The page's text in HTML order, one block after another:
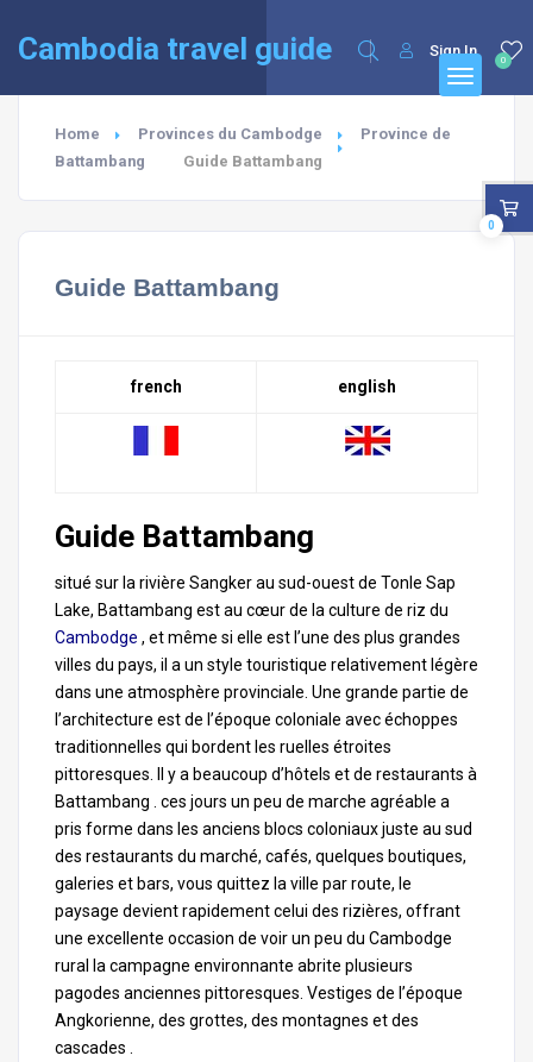
Cambodia travel guide 0
Sign In
Home Provinces du Cambodge
Province de
Battambang
Guide Battambang
Guide Battambang
french english
Guide Battambang
situé sur la rivière Sangker au sud-ouest de Tonle Sap
Lake, Battambang est au cœur de la culture de riz du
Cambodge , et même si elle est l’une des plus grandes
villes du pays, il a un style touristique relativement légère
dans une atmosphère provinciale. Une grande partie de
l’architecture est de l’époque coloniale avec échoppes
traditionnelles qui bordent les ruelles étroites
pittoresques. Il y a beaucoup d’hôtels et de restaurants à
Battambang . ces jours un peu de marche agréable a
pris forme dans les anciens blocs coloniaux juste au sud
des restaurants du marché, cafés, quelques boutiques,
galeries et bars, vous quittez la ville par route, le
paysage devient rapidement celui des rizières, offrant
une excellente occasion de voir un peu du Cambodge
rural la campagne environnante abrite plusieurs
pagodes anciennes pittoresques. Vestiges de l’époque
Angkorienne, des grottes, des montagnes et des
cascades .
0